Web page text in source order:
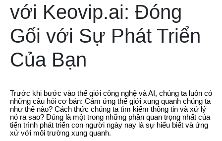
với Keovip.ai: Đóng
Gối với Sự Phát Triển
Của Bạn
Trước khi bước vào thế giới công nghệ và AI, chúng ta luôn có
những câu hỏi cơ bản: Cảm ứng thế giới xung quanh chúng ta
như thế nào? Cách thức chúng ta tìm kiếm thông tin và xử lý
nó ra sao? Đúng là một trong những phần quan trọng nhất của
tiến trình phát triển con người ngày nay là sự hiểu biết và ứng
xử với môi trường xung quanh.